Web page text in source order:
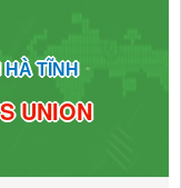
HÀ TĨNH
UNION